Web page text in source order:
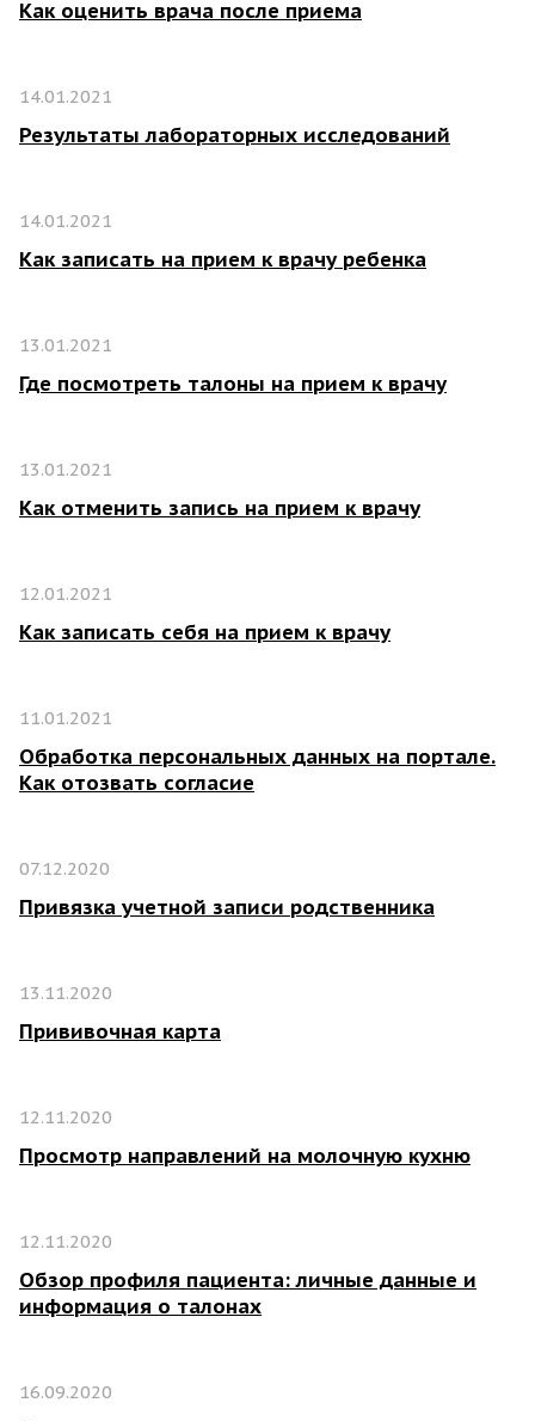
Как оценить врача после приема
14.01.2021
Результаты лабораторных исследований
14.01.2021
Как записать на прием к врачу ребенка
13.01.2021
Где посмотреть талоны на прием к врачу
13.01.2021
Как отменить запись на прием к врачу
12.01.2021
Как записать себя на прием к врачу
11.01.2021
Обработка персональных данных на портале.
Как отозвать согласие
07.12.2020
Привязка учетной записи родственника
13.11.2020
Прививочная карта
12.11.2020
Просмотр направлений на молочную кухню
12.11.2020
Обзор профиля пациента: личные данные и
информация о талонах
16.09.2020